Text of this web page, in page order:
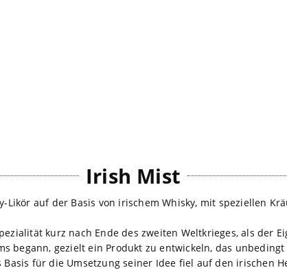
Irish Mist
Likör auf der Basis von irischem Whisky, mit speziellen
kurz nach Ende des zweiten Weltkrieges, als der
begann, gezielt ein Produkt zu entwickeln, das
Basis für die Umsetzung seiner Idee fiel auf den irischen